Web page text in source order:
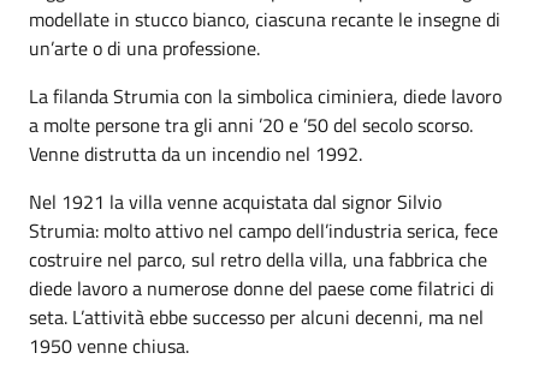
modellate in stucco bianco, ciascuna recante le insegne di
un’arte o di una professione.
La filanda Strumia con la simbolica ciminiera, diede lavoro
a molte persone tra gli anni ’20 e ’50 del secolo scorso.
Venne distrutta da un incendio nel 1992.
Nel 1921 la villa venne acquistata dal signor Silvio
Strumia: molto attivo nel campo dell’industria serica, fece
costruire nel parco, sul retro della villa, una fabbrica che
diede lavoro a numerose donne del paese come filatrici di
seta. L’attività ebbe successo per alcuni decenni, ma nel
1950 venne chiusa.